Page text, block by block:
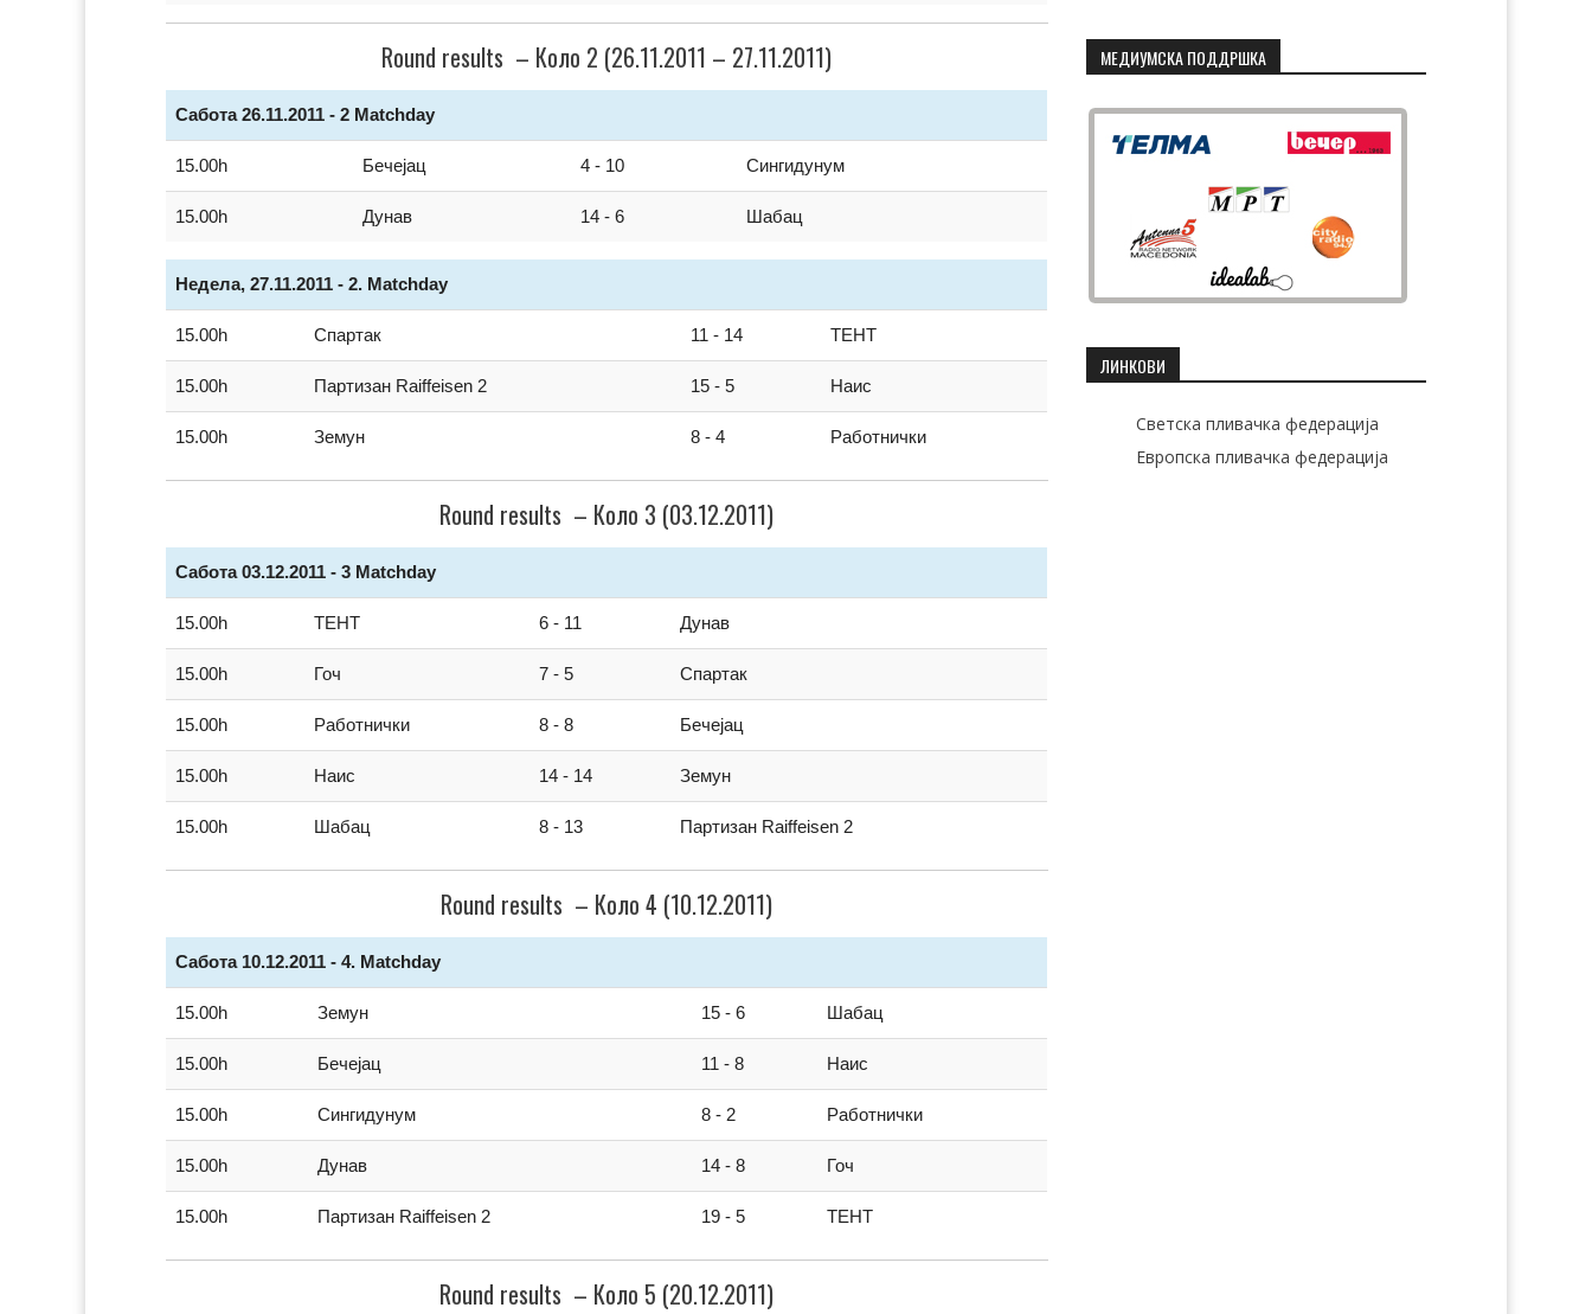
Round results – Коло 2 (26.11.2011 – 27.11.2011)
Сабота 26.11.2011 - 2 Matchday
15.00h Бечејац 4 - 10 Сингидунум
15.00h Дунав 14 - 6 Шабац
Недела, 27.11.2011 - 2. Matchday
15.00h Спартак 11 - 14 ТЕНТ
15.00h Партизан Raiffeisen 2 15 - 5 Наис
15.00h Земун 8 - 4 Работнички
Round results – Коло 3 (03.12.2011)
Сабота 03.12.2011 - 3 Matchday
15.00h ТЕНТ 6 - 11 Дунав
15.00h Гоч 7 - 5 Спартак
15.00h Работнички 8 - 8 Бечејац
15.00h Наис 14 - 14 Земун
15.00h Шабац 8 - 13 Партизан Raiffeisen 2
Round results – Коло 4 (10.12.2011)
Сабота 10.12.2011 - 4. Matchday
15.00h Земун 15 - 6 Шабац
15.00h Бечејац 11 - 8 Наис
15.00h Сингидунум 8 - 2 Работнички
15.00h Дунав 14 - 8 Гоч
15.00h Партизан Raiffeisen 2 19 - 5 ТЕНТ
Round results – Коло 5 (20.12.2011)
МЕДИУМСКА ПОДДРШКА
ЛИНКОВИ
Светска пливачка федерација
Европска пливачка федерација